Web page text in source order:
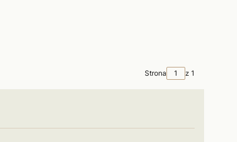
Strona z 1